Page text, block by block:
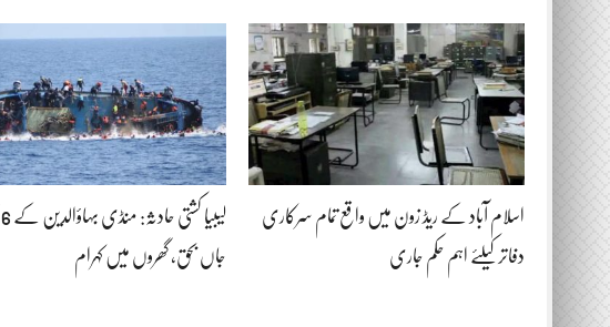
اسلام آباد کے ریڈ زون میں واقع تمام سرکاری
دفاتر کیلئے اہم حکم جاری جاں بحق، گھروں میں کہرام